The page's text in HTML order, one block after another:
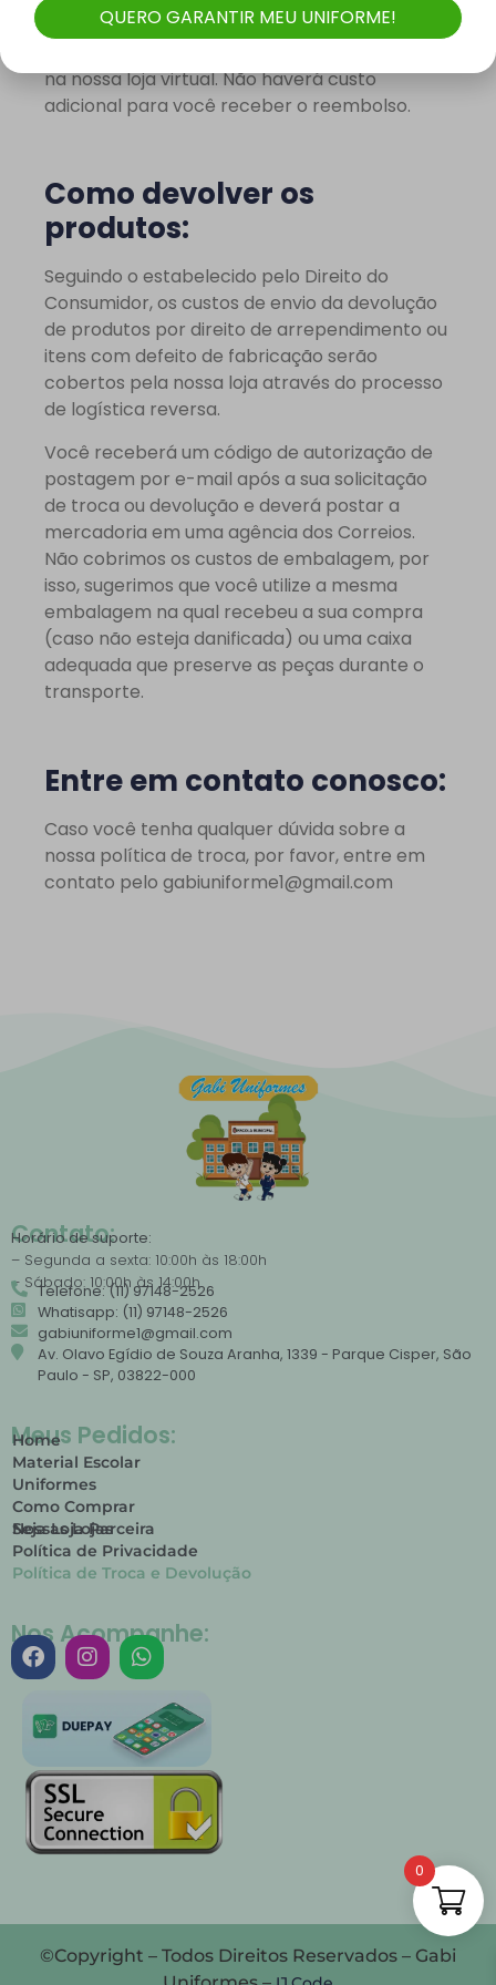
reembolsado utilizando o mesmo método de
na nossa loja virtual. Não haverá custo
adicional para você receber o reembolso.
Como devolver os
produtos:
Seguindo o estabelecido pelo Direito do
Consumidor, os custos de envio da devolução
de produtos por direito de arrependimento ou
itens com defeito de fabricação serão
cobertos pela nossa loja através do processo
de logística reversa.
Você receberá um código de autorização de
postagem por e-mail após a sua solicitação
de troca ou devolução e deverá postar a
mercadoria em uma agência dos Correios.
Não cobrimos os custos de embalagem, por
isso, sugerimos que você utilize a mesma
embalagem na qual recebeu a sua compra
(caso não esteja danificada) ou uma caixa
adequada que preserve as peças durante o
transporte.
Entre em contato conosco:
Caso você tenha qualquer dúvida sobre a
nossa política de troca, por favor, entre em
contato pelo gabiuniforme1@gmail.com
Contato:
Horário de suporte:
– Segunda a sexta: 10:00h às 18:00h
– Sábado: 10:00h às 14:00h
Telefone: (11) 97148-2526
Whatisapp: (11) 97148-2526
gabiuniforme1@gmail.com
Av. Olavo Egídio de Souza Aranha, 1339 - Parque Cisper, São
Paulo - SP, 03822-000
Meus Pedidos:
Home
Material Escolar
Uniformes
Como Comprar
Nossas Lojas
Seja Loja Parceira
Política de Privacidade
Política de Troca e Devolução
Nos Acompanhe:
©Copyright – Todos Direitos Reservados – Gabi
0
QUERO GARANTIR MEU UNIFORME!